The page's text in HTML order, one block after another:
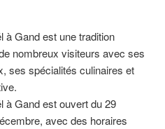
à Gand est une tradition
nombreux visiteurs avec ses
ses spécialités culinaires et
à Gand est ouvert du 29
avec des horaires